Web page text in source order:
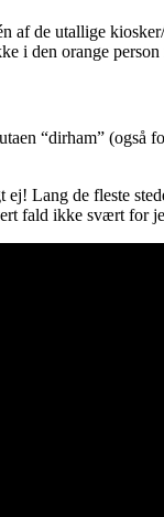
de utallige
i den orange
“dirham”
Lang de fleste
fald ikke svært for